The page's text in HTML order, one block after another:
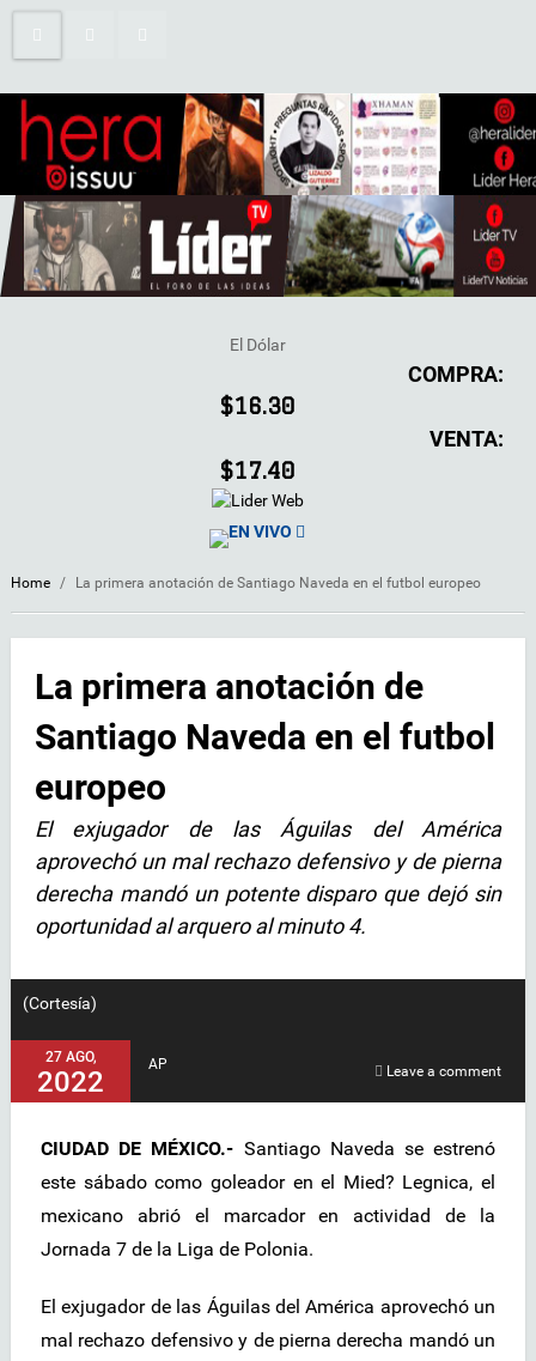
El Dólar
COMPRA:
$16.30
VENTA:
$17.40
EN VIVO
Home / La primera anotación de Santiago Naveda en el futbol europeo
La primera anotación de
Santiago Naveda en el futbol
europeo
El exjugador de las Águilas del América
aprovechó un mal rechazo defensivo y de pierna
derecha mandó un potente disparo que dejó sin
oportunidad al arquero al minuto 4.
(Cortesía)
27 AGO,
2022
AP Leave a comment
CIUDAD DE MÉXICO.- Santiago Naveda se estrenó
este sábado como goleador en el Mied? Legnica, el
mexicano abrió el marcador en actividad de la
Jornada 7 de la Liga de Polonia.
El exjugador de las Águilas del América aprovechó un
mal rechazo defensivo y de pierna derecha mandó un